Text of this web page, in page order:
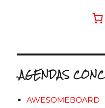
.AGENDAS
AWESOMEBOARD